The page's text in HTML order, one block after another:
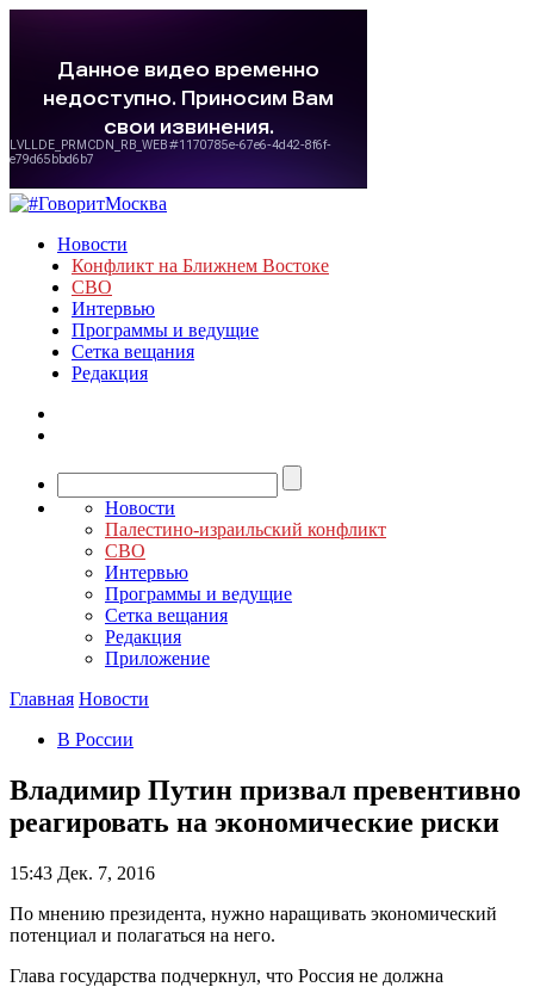
Новости
Конфликт на Ближнем Востоке
СВО
Интервью
Программы и ведущие
Сетка вещания
Редакция
Новости
Палестино-израильский конфликт
СВО
Интервью
Программы и ведущие
Сетка вещания
Редакция
Приложение
Главная Новости
В России
Владимир Путин призвал превентивно
реагировать на экономические риски
15:43 Дек. 7, 2016
По мнению президента, нужно наращивать экономический
потенциал и полагаться на него.
Глава государства подчеркнул, что Россия не должна